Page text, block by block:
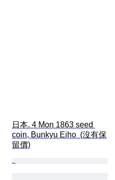
日本. 4 Mon 1863 seed
coin, Bunkyu Eiho  (沒有保
留價)